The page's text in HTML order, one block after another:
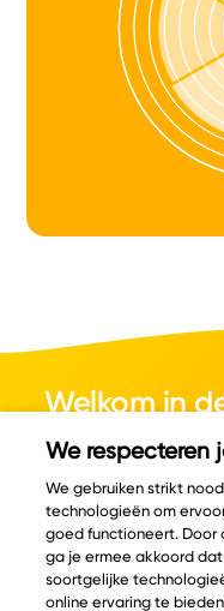
Welkom in
©
We respecteren
We gebruiken strikt
technologieën om
goed functioneert. Door
ga je ermee akkoord
soortgelijke
online ervaring te